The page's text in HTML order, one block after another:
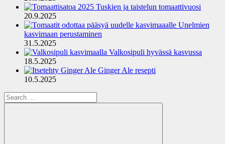
Tuskien ja taistelun tomaattivuosi
20.9.2025
Unelmien
kasvimaan perustaminen
31.5.2025
Valkosipuli hyvässä kasvussa
18.5.2025
Ginger Ale resepti
10.5.2025
Search
for: